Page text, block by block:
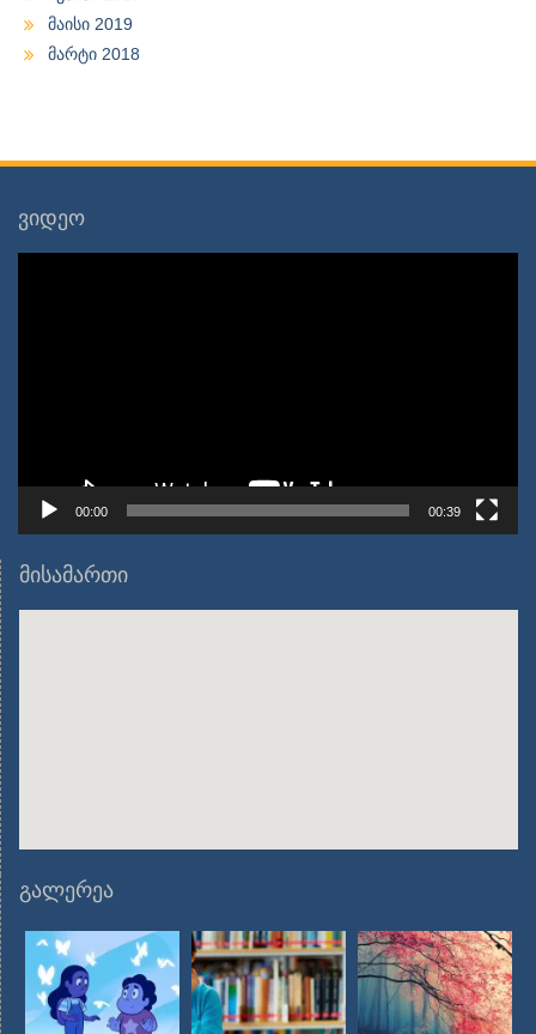
მაისი 2019
მარტი 2018
ვიდეო
00:00 00:39
მისამართი
გალერეა